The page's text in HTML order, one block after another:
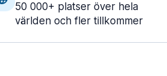
50 000+ platser över hela
världen och fler tillkommer